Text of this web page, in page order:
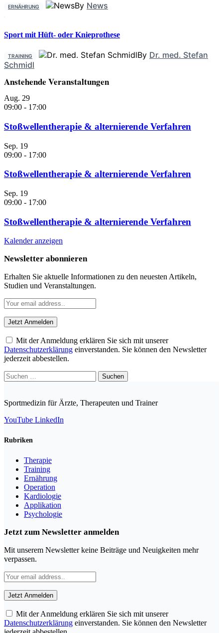
ERNÄHRUNG By News
Sport mit Hüft- oder Knieprothese
TRAINING By Dr. med. Stefan
Schmidl
Anstehende Veranstaltungen
Aug. 29
09:00 - 17:00
Stoßwellentherapie & alternierende Verfahren
Sep. 19
09:00 - 17:00
Stoßwellentherapie & alternierende Verfahren
Sep. 19
09:00 - 17:00
Stoßwellentherapie & alternierende Verfahren
Kalender anzeigen
Newsletter abonnieren
Erhalten Sie aktuelle Informationen zu den neuesten Artikeln,
Studien und Veranstaltungen.
Mit der Anmeldung erklären Sie sich mit unserer
Datenschutzerklärung einverstanden. Sie können den Newsletter
jederzeit abbestellen.
Suchen
nach:
Sportmedizin für Ärzte, Therapeuten und Trainer
YouTube LinkedIn
Rubriken
Therapie
Training
Ernährung
Operation
Kardiologie
Applikation
Psychologie
Jetzt zum Newsletter anmelden
Mit unserem Newsletter keine Beiträge und Neuigkeiten mehr
verpassen.
Mit der Anmeldung erklären Sie sich mit unserer
Datenschutzerklärung einverstanden. Sie können den Newsletter